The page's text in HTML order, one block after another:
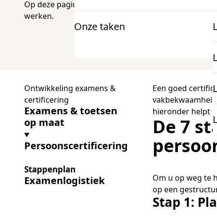
Onze taken
mbo Engels
docentenparticipatie
onze expertise
Onderzoek
Projecten
Op deze pagina leest u hoe u in 7 stappen naar
werken.
Een goed
hieronder helpt
De 7
Om u op weg te
op een
Stap 1:
Ontwikkeling examens &
certificering
Examens & toetsen
op maat
Persoonscertificering
Stappenplan
Examenlogistiek